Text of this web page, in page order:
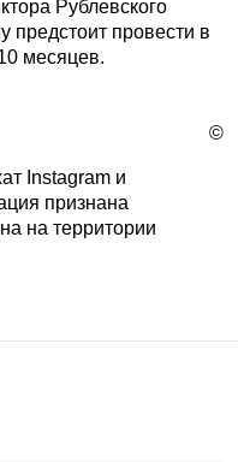
Рублевского
предстоит провести в
месяцев.
©
Instagram и
признана
на территории